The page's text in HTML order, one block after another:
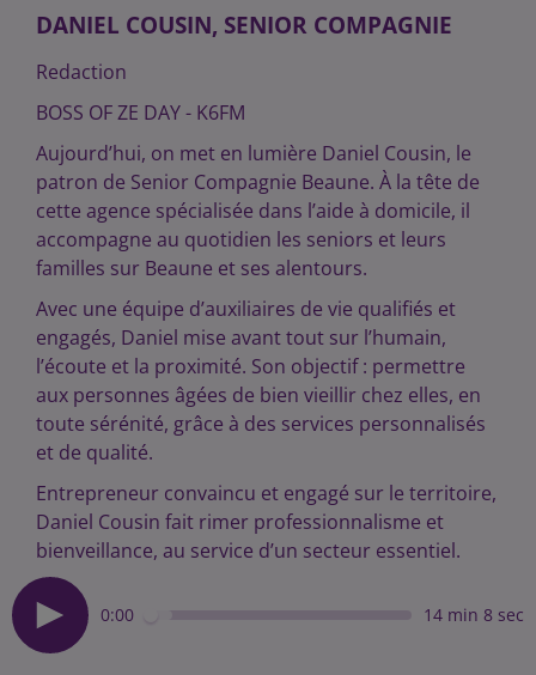
DANIEL COUSIN, SENIOR COMPAGNIE
Redaction
BOSS OF ZE DAY - K6FM
Aujourd’hui, on met en lumière Daniel Cousin, le
patron de Senior Compagnie Beaune. À la tête de
cette agence spécialisée dans l’aide à domicile, il
accompagne au quotidien les seniors et leurs
familles sur Beaune et ses alentours.
Avec une équipe d’auxiliaires de vie qualifiés et
engagés, Daniel mise avant tout sur l’humain,
l’écoute et la proximité. Son objectif : permettre
aux personnes âgées de bien vieillir chez elles, en
toute sérénité, grâce à des services personnalisés
et de qualité.
Entrepreneur convaincu et engagé sur le territoire,
Daniel Cousin fait rimer professionnalisme et
bienveillance, au service d’un secteur essentiel.
0:00 14 min 8 sec